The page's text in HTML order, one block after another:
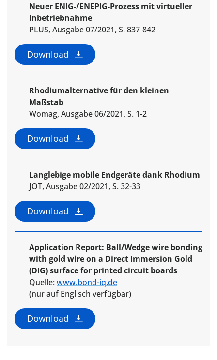
Neuer ENIG-/ENEPIG-Prozess mit virtueller
Inbetriebnahme
PLUS, Ausgabe 07/2021, S. 837-842
Download
Rhodiumalternative für den kleinen
Maßstab
Womag, Ausgabe 06/2021, S. 1-2
Download
Langlebige mobile Endgeräte dank Rhodium
JOT, Ausgabe 02/2021, S. 32-33
Download
Application Report: Ball/Wedge wire bonding
with gold wire on a Direct Immersion Gold
(DIG) surface for printed circuit boards
Quelle: www.bond-iq.de
(nur auf Englisch verfügbar)
Download